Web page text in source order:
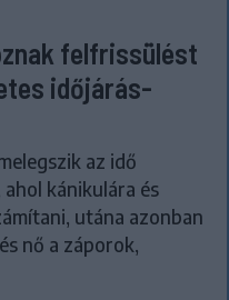
felfrissülést
időjárás-
az idő
kánikulára és
utána azonban
nő a záporok,